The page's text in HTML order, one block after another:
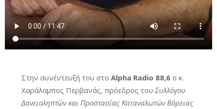
Στην συνέντευξή του στοAlpha Radio 88,6 o κ.
Χαράλαμπος Περβανάς, πρόεδρος τουΣυλλόγου
Δανειοληπτών και Προστασίας Καταναλωτών Βόρειας